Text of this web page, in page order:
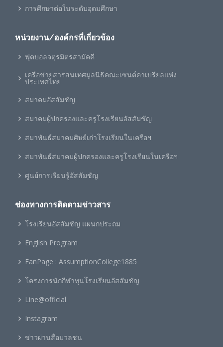
การศึกษาต่อในระดับอุดมศึกษา
หน่วยงาน/องค์กรที่เกี่ยวข้อง
ฟุตบอลจตุรมิตรสามัคคี
เครือข่ายสารสนเทศมูลนิธิคณะเซนต์คาเบรียลแห่ง
ประเทศไทย
สมาคมอัสสัมชัญ
สมาคมผู้ปกครองและครูโรงเรียนอัสสัมชัญ
สมาพันธ์สมาคมศิษย์เก่าโรงเรียนในเครือฯ
สมาพันธ์สมาคมผู้ปกครองและครูโรงเรียนในเครือฯ
ศูนย์การเรียนรู้อัสสัมชัญ
ช่องทางการติดตามข่าวสาร
โรงเรียนอัสสัมชัญ แผนกประถม
English Program
FanPage : AssumptionCollege1885
โครงการนักกีฬาทุนโรงเรียนอัสสัมชัญ
Line@official
Instagram
ข่าวผ่านสื่อมวลชน